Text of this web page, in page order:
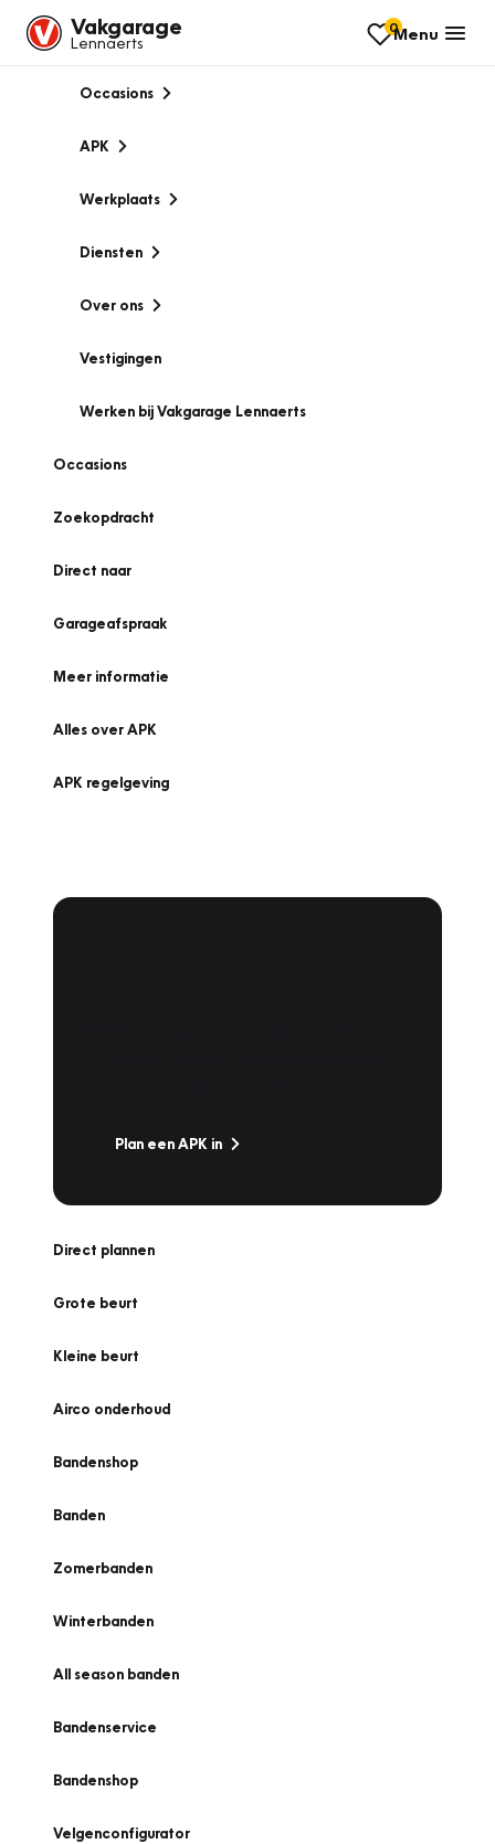
Vakgarage
Lennaerts
0Menu
Occasions
APK
Werkplaats
Diensten
Over ons
Vestigingen
Werken bij Vakgarage Lennaerts
Occasions
Zoekopdracht
Direct naar
Garageafspraak
Meer informatie
Alles over APK
APK regelgeving
Plan een APK in
Direct plannen
Grote beurt
Kleine beurt
Airco onderhoud
Bandenshop
Banden
Zomerbanden
Winterbanden
All season banden
Bandenservice
Bandenshop
Velgenconfigurator